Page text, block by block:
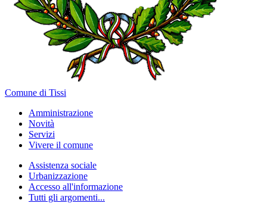
Comune di Tissi
Amministrazione
Novità
Servizi
Vivere il comune
Assistenza sociale
Urbanizzazione
Accesso all'informazione
Tutti gli argomenti...